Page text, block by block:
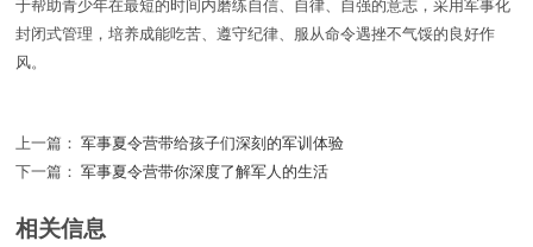
于帮助青少年在最短的时间内磨练自信、自律、自强的意志，采用军事化
封闭式管理，培养成能吃苦、遵守纪律、服从命令遇挫不气馁的良好作
风。
上一篇： 军事夏令营带给孩子们深刻的军训体验
下一篇： 军事夏令营带你深度了解军人的生活
相关信息